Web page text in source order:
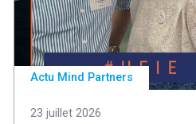
Actu Mind Partners
23 juillet 2026